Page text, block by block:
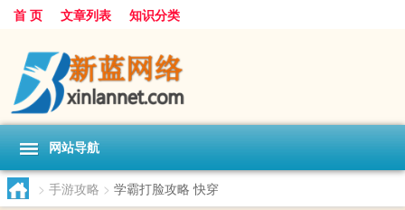
首 页 文章列表 知识分类
网站导航
> 手游攻略 > 学霸打脸攻略 快穿